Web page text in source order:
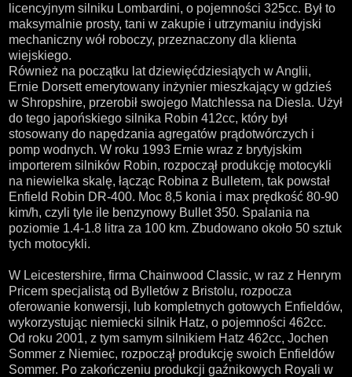
licencyjnym silniku Lombardini, o pojemności 325cc. Był to
maksymalnie prosty, tani w zakupie i utrzymaniu indyjski
mechaniczny wół roboczy, przeznaczony dla klienta
wiejskiego.
Również na początku lat dziewięćdziesiątych w Anglii,
Ernie Dorsett emerytowany inżynier mieszkający w gdzieś
w Shropshire, przerobił swojego Matchlessa na Diesla. Użył
do tego japońskiego silnika Robin 412cc, który był
stosowany do napędzania agregatów prądotwórczych i
pomp wodnych. W roku 1993 Ernie wraz z brytyjskim
importerem silników Robin, rozpoczął produkcję motocykli
na niewielka skalę, łącząc Robina z Bulletem, tak powstał
Enfield Robin DR-400. Moc 8,5 konia i max prędkość 80-90
kim/h, czyli tyle ile benzynowy Bullet 350. Spalania na
poziomie 1.4-1.8 litra za 100 km. Zbudowano około 50 sztuk
tych motocykli.
W Leicestershire, firma Chainwood Classic, w raz z Henrym
Pricem specjalistą od Bylletów z Bristolu, rozpocza
oferowanie konwersji, lub kompletnych gotowych Enfieldów,
wykorzystując niemiecki silnik Hatz, o pojemności 462cc.
Od roku 2001, z tym samym silnikiem Hatz 462cc, Jochen
Sommer z Niemiec, rozpoczął produkcję swoich Enfieldów
Sommer. Po zakończeniu produkcji gaźnikowych Royali w